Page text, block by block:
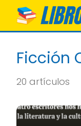
Ficción
20 artículos